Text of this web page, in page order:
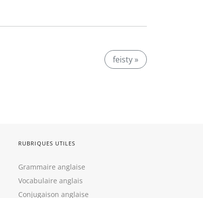
feisty »
RUBRIQUES UTILES
Grammaire anglaise
Vocabulaire anglais
Conjugaison anglaise